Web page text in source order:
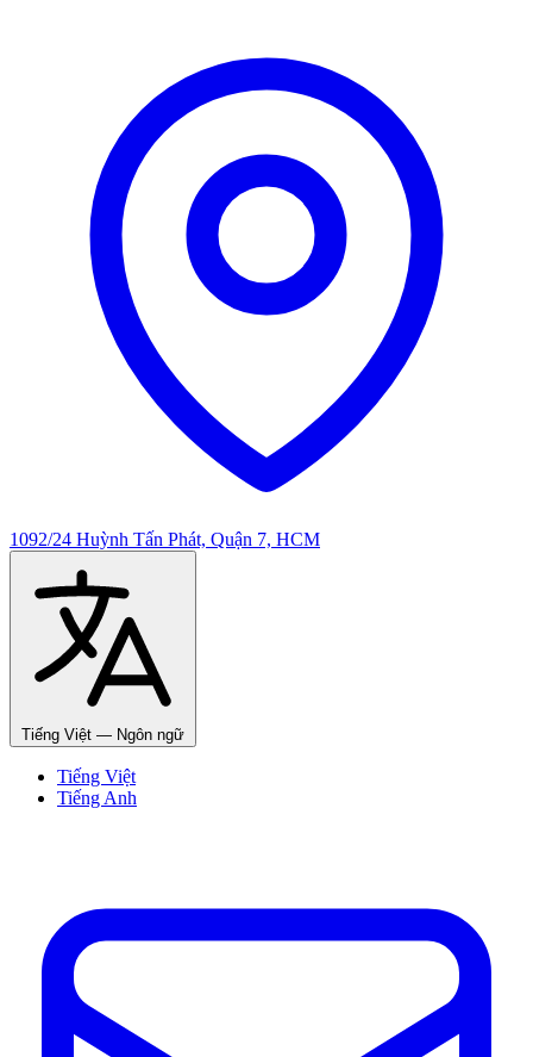
1092/24 Huỳnh Tấn Phát, Quận 7, HCM
Tiếng Việt — Ngôn ngữ
Tiếng Việt
Tiếng Anh